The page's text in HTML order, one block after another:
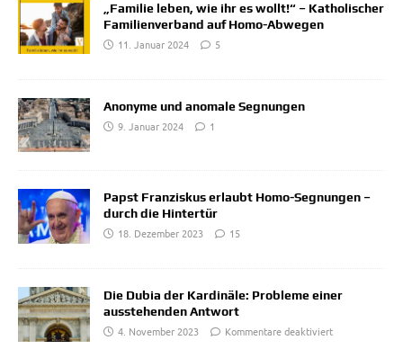
„Familie leben, wie ihr es wollt!“ – Katholischer
Familienverband auf Homo-Abwegen
11. Januar 2024
5
Anonyme und anomale Segnungen
9. Januar 2024
1
Papst Franziskus erlaubt Homo-Segnungen –
durch die Hintertür
18. Dezember 2023
15
Die Dubia der Kardinäle: Probleme einer
ausstehenden Antwort
4. November 2023
Kommentare deaktiviert